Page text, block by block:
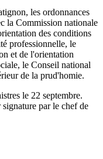
les ordonnances
la Commission nationale
des conditions
professionnelle, le
et de l'orientation
le Conseil national
de la prud'homie.
le 22 septembre.
par le chef de